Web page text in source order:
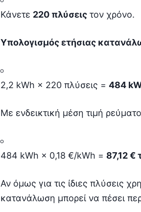
Κάνετε 220 πλύσειςτον χρόνο.
Υπολογισμός ετήσιας
2,2 kWh × 220 πλύσεις = 484
Με ενδεικτική μέση τιμή
484 kWh × 0,18 €/kWh = 87,12 €
Αν όμως για τις ίδιες πλύσεις
κατανάλωση μπορεί να πέσει